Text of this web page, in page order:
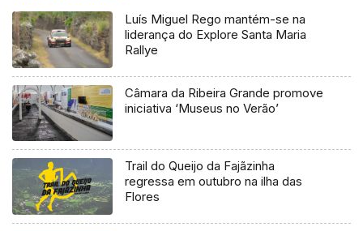
Luís Miguel Rego mantém-se na
liderança do Explore Santa Maria
Rallye
Câmara da Ribeira Grande promove
iniciativa ‘Museus no Verão’
Trail do Queijo da Fajãzinha
regressa em outubro na ilha das
Flores